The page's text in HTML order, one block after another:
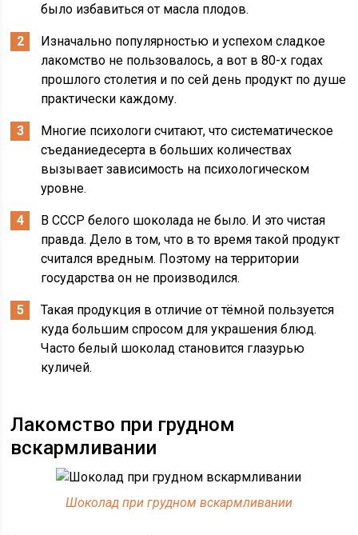
было избавиться от масла плодов.
Изначально популярностью и успехом сладкое
лакомство не пользовалось, а вот в 80-х годах
прошлого столетия и по сей день продукт по душе
практически каждому.
Многие психологи считают, что систематическое
съеданиедесерта в больших количествах
вызывает зависимость на психологическом
уровне.
В СССР белого шоколада не было. И это чистая
правда. Дело в том, что в то время такой продукт
считался вредным. Поэтому на территории
государства он не производился.
Такая продукция в отличие от тёмной пользуется
куда большим спросом для украшения блюд.
Часто белый шоколад становится глазурью
куличей.
Лакомство при грудном
вскармливании
Шоколад при грудном вскармливании